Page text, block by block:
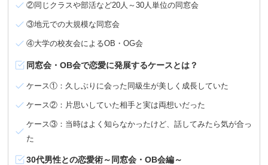
②同じクラスや部活など20人～30人単位の同窓会
③地元での大規模な同窓会
④大学の校友会によるOB・OG会
同窓会・OB会で恋愛に発展するケースとは？
ケース①：久しぶりに会った同級生が美しく成長していた
ケース②：片思いしていた相手と実は両想いだった
ケース③：当時はよく知らなかったけど、話してみたら気が合っ
た
30代男性との恋愛術～同窓会・OB会編～